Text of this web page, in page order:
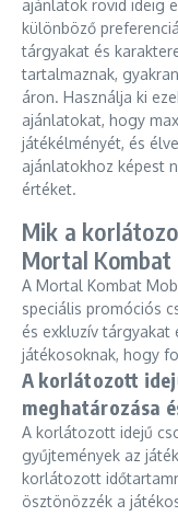
ajánlatok rövid ideig
különböző
tárgyakat és
tartalmaznak,
áron. Használja ki
ajánlatokat, hogy
játékélményét, és
ajánlatokhoz képest
értéket.
Mik a
Mortal
A Mortal Kombat
speciális promóciós
és exkluzív tárgyakat
játékosoknak, hogy
A korlátozott
meghatározása
A korlátozott idejű
gyűjtemények az
korlátozott
ösztönözzék a